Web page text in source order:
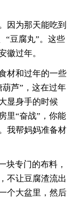
因为那天能吃到
“豆腐丸”。这些
徽过年。
材和过年的一些
芦”，这在过年
显身手的时候
里“奋战”，你能
我帮妈妈准备材
块专门的布料，
不让豆腐渣流出
个大盆里，然后